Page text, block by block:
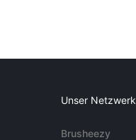
Unser Netzwerk
Brusheezy